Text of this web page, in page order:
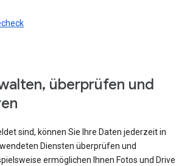
überprüfen und
sind, können Sie Ihre Daten jederzeit in
Diensten überprüfen und
ermöglichen Ihnen Fotos und Drive